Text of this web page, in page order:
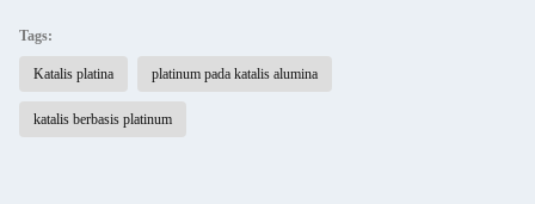
Tags:
Katalis platina platinum pada katalis alumina
katalis berbasis platinum